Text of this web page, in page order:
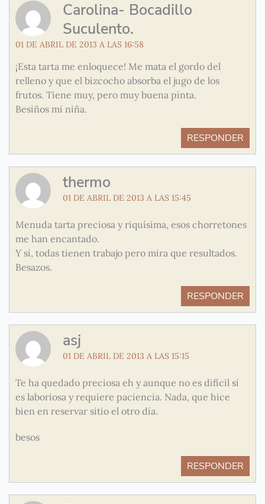
Carolina- Bocadillo
Suculento.
01 DE ABRIL DE 2013 A LAS 16:58
¡Esta tarta me enloquece! Me mata el gordo del
relleno y que el bizcocho absorba el jugo de los
frutos. Tiene muy, pero muy buena pinta.
Besiños mi niña.
RESPONDER
thermo
01 DE ABRIL DE 2013 A LAS 15:45
Menuda tarta preciosa y riquísima, esos chorretones
me han encantado.
Y sí, todas tienen trabajo pero mira que resultados.
Besazos.
RESPONDER
asj
01 DE ABRIL DE 2013 A LAS 15:15
Te ha quedado preciosa eh y aunque no es difícil sí
es laboriosa y requiere paciencia. Nada, que hice
bien en reservar sitio el otro día.
besos
RESPONDER